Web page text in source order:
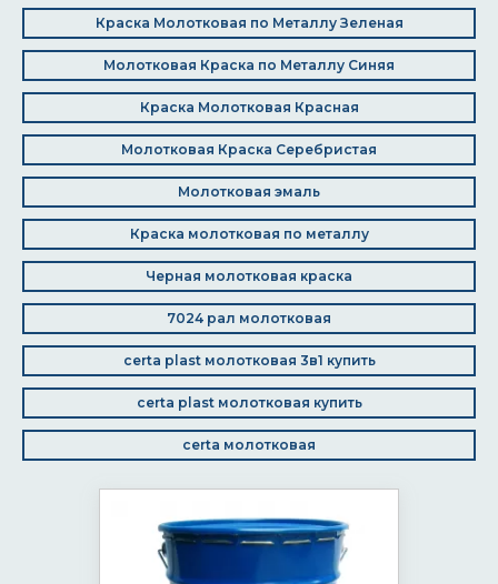
Краска Молотковая по Металлу Зеленая
Молотковая Краска по Металлу Синяя
Краска Молотковая Красная
Молотковая Краска Серебристая
Молотковая эмаль
Краска молотковая по металлу
Черная молотковая краска
7024 рал молотковая
certa plast молотковая 3в1 купить
certa plast молотковая купить
certa молотковая